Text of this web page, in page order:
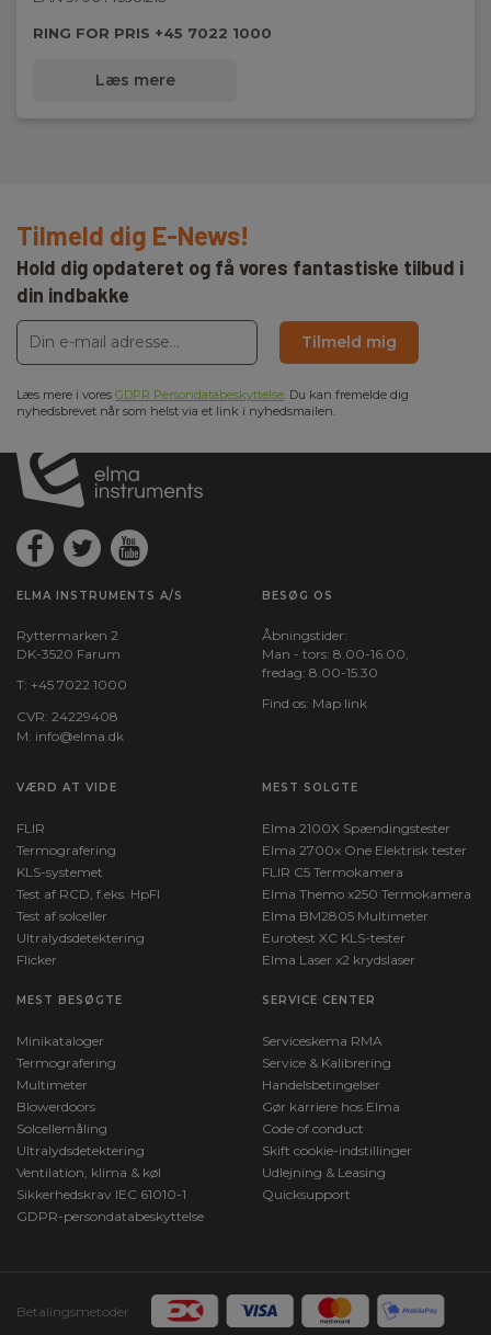
RING FOR PRIS +45 7022 1000
Læs mere
Tilmeld dig E-News!
Hold dig opdateret og få vores fantastiske tilbud i
din indbakke
Tilmeld mig
Læs mere i vores GDPR Persondatabeskyttelse. Du kan fremelde dig
nyhedsbrevet når som helst via et link i nyhedsmailen.
ELMA INSTRUMENTS A/S
Ryttermarken 2
DK-3520 Farum
T: +45 7022 1000
CVR: 24229408
M: info@elma.dk
BESØG OS
Åbningstider:
Man - tors: 8.00-16.00,
fredag: 8.00-15.30
Find os: Map link
VÆRD AT VIDE
FLIR
Termografering
KLS-systemet
Test af RCD, f.eks. HpFI
Test af solceller
Ultralydsdetektering
Flicker
MEST SOLGTE
Elma 2100X Spændingstester
Elma 2700x One Elektrisk tester
FLIR C5 Termokamera
Elma Themo x250 Termokamera
Elma BM2805 Multimeter
Eurotest XC KLS-tester
Elma Laser x2 krydslaser
MEST BESØGTE
Minikataloger
Termografering
Multimeter
Blowerdoors
Solcellemåling
Ultralydsdetektering
Ventilation, klima & køl
Sikkerhedskrav IEC 61010-1
GDPR-persondatabeskyttelse
SERVICE CENTER
Serviceskema RMA
Service & Kalibrering
Handelsbetingelser
Gør karriere hos Elma
Code of conduct
Skift cookie-indstillinger
Udlejning & Leasing
Quicksupport
Betalingsmetoder